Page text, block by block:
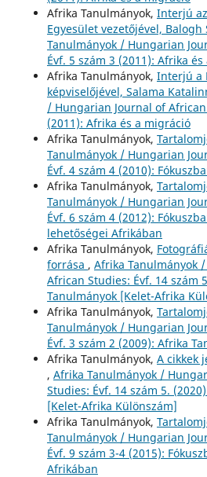
Afrika Tanulmányok, Interjú
Egyesület vezetőjével, Balogh
Tanulmányok / Hungarian
Évf. 5 szám 3 (2011): Afrika
Afrika Tanulmányok, Interjú a
képviselőjével, Salama
/ Hungarian Journal of
(2011): Afrika és a migráció
Afrika Tanulmányok,
Tanulmányok / Hungarian
Évf. 4 szám 4 (2010):
Afrika Tanulmányok,
Tanulmányok / Hungarian
Évf. 6 szám 4 (2012):
lehetőségei Afrikában
Afrika Tanulmányok,
forrása , Afrika Tanulmányok
African Studies: Évf. 14 szám
Tanulmányok [Kelet-Afrika
Afrika Tanulmányok,
Tanulmányok / Hungarian
Évf. 3 szám 2 (2009): Afrika
Afrika Tanulmányok, A cikkek
, Afrika Tanulmányok /
Studies: Évf. 14 szám 5.
[Kelet-Afrika Különszám]
Afrika Tanulmányok,
Tanulmányok / Hungarian
Évf. 9 szám 3-4 (2015):
Afrikában